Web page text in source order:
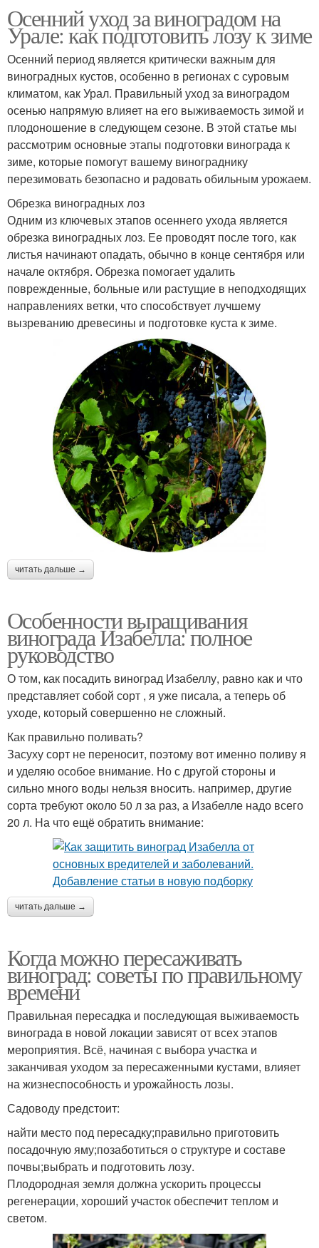
Осенний уход за виноградом на
Урале: как подготовить лозу к зиме
Осенний период является критически важным для
виноградных кустов, особенно в регионах с суровым
климатом, как Урал. Правильный уход за виноградом
осенью напрямую влияет на его выживаемость зимой и
плодоношение в следующем сезоне. В этой статье мы
рассмотрим основные этапы подготовки винограда к
зиме, которые помогут вашему винограднику
перезимовать безопасно и радовать обильным урожаем.
Обрезка виноградных лоз
Одним из ключевых этапов осеннего ухода является
обрезка виноградных лоз. Ее проводят после того, как
листья начинают опадать, обычно в конце сентября или
начале октября. Обрезка помогает удалить
поврежденные, больные или растущие в неподходящих
направлениях ветки, что способствует лучшему
вызреванию древесины и подготовке куста к зиме.
читать дальше →
Особенности выращивания
винограда Изабелла: полное
руководство
О том, как посадить виноград Изабеллу, равно как и что
представляет собой сорт , я уже писала, а теперь об
уходе, который совершенно не сложный.
Как правильно поливать?
Засуху сорт не переносит, поэтому вот именно поливу я
и уделяю особое внимание. Но с другой стороны и
сильно много воды нельзя вносить. например, другие
сорта требуют около 50 л за раз, а Изабелле надо всего
20 л. На что ещё обратить внимание:
читать дальше →
Когда можно пересаживать
виноград: советы по правильному
времени
Правильная пересадка и последующая выживаемость
винограда в новой локации зависят от всех этапов
мероприятия. Всё, начиная с выбора участка и
заканчивая уходом за пересаженными кустами, влияет
на жизнеспособность и урожайность лозы.
Садоводу предстоит:
найти место под пересадку;правильно приготовить
посадочную яму;позаботиться о структуре и составе
почвы;выбрать и подготовить лозу.
Плодородная земля должна ускорить процессы
регенерации, хороший участок обеспечит теплом и
светом.